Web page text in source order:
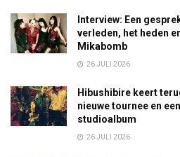
Interview: Een
verleden, het heden
Mikabomb
26 JULI 2026
Hibushibire keert
nieuwe tournee en
studioalbum
26 JULI 2026